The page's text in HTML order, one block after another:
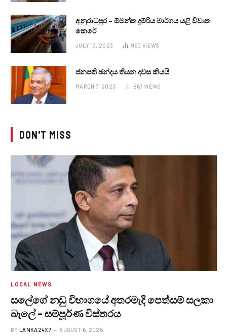
අනුරාධපුර – ඕමන්ත දුම්රිය මාර්ගය යළි විවෘත
කෙරේ
JULY 13, 2023 950 VIEWS
ජනපති ඡන්දය තියන දවස කියයි
MARCH 7, 2023 867 VIEWS
DON'T MISS
LOCAL NEWS
සලේගේ නඩු විභාගයේ අතරමැදි පෙත්සම් සලකා
බැලේ – සම්පූර්ණ විස්තරය
BY LANKA24X7 AUGUST 6, 2026